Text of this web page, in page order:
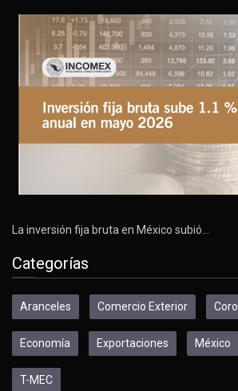
La inversión fija bruta en México subió…
Categorías
Aranceles Comercio Exterior
Economía Exportaciones México
T-MEC